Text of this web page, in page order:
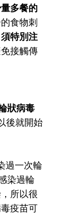
多餐的
食物刺
須特別注
免接觸傳
狀病毒
後就開始
過一次輪
染過輪
所以很
疫苗可